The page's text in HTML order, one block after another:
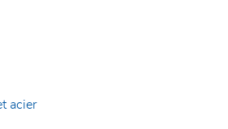
acier